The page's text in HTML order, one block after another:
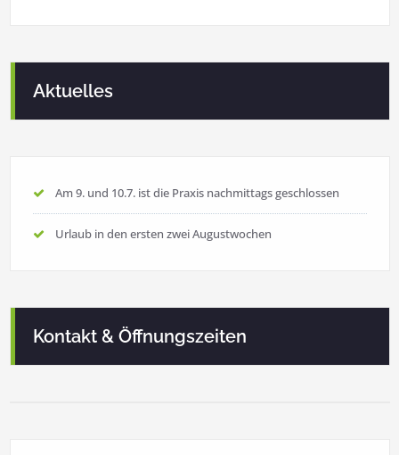
Aktuelles
Am 9. und 10.7. ist die Praxis nachmittags geschlossen
Urlaub in den ersten zwei Augustwochen
Kontakt & Öffnungszeiten